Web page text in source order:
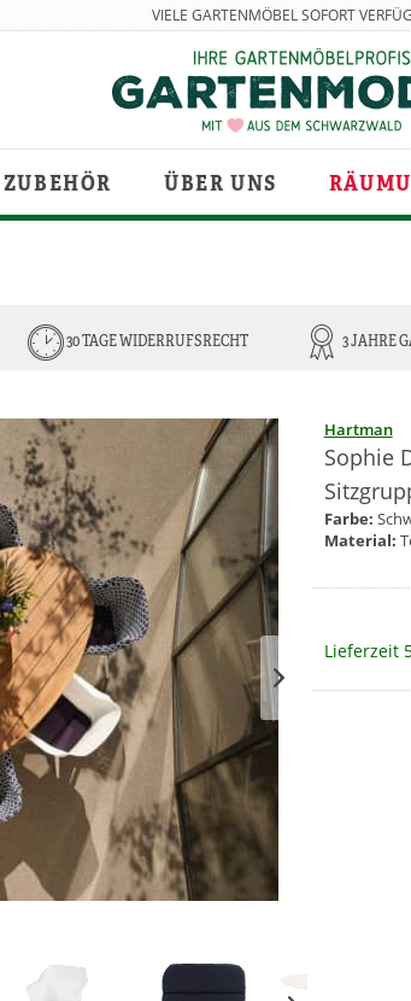
VIELE GARTENMÖBEL SOFORT
ZUBEHÖR ÜBER UNS
30 TAGE WIDERRUFSRECHT 3 JAHRE
Hartman
Sophie
Farbe:
Material:
Lieferzeit